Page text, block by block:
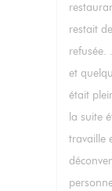
restait
refusée.
et
était
la suite
travaille